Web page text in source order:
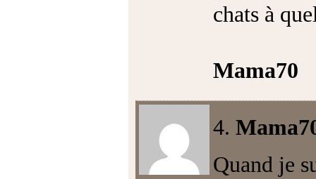
chats à
Mama70
4.
Quand je